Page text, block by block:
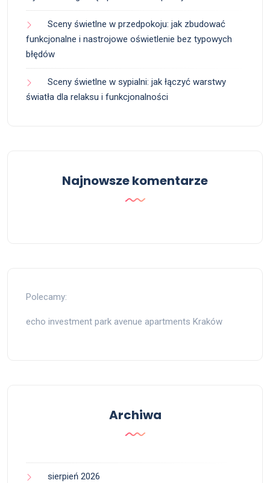
Sceny świetlne w przedpokoju: jak zbudować
funkcjonalne i nastrojowe oświetlenie bez typowych
błędów
Sceny świetlne w sypialni: jak łączyć warstwy
światła dla relaksu i funkcjonalności
Najnowsze komentarze
Polecamy:
echo investment park avenue apartments Kraków
Archiwa
sierpień 2026